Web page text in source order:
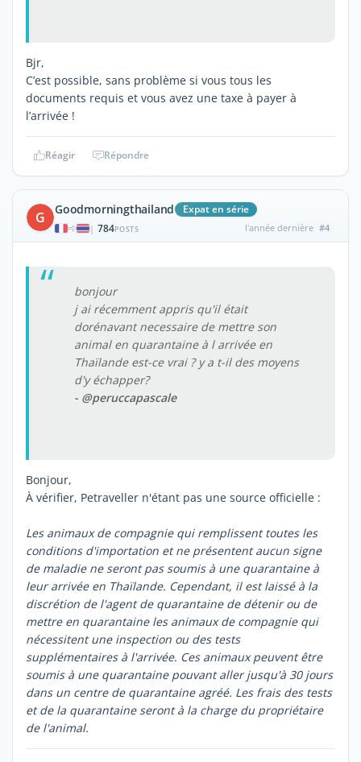
Bjr,
C’est possible, sans problème si vous tous les
documents requis et vous avez une taxe à payer à
l’arrivée !
Réagir Répondre
G Goodmorningthailand Expat en série
| 784POSTS l'année dernière #4
bonjour
j ai récemment appris qu'il était
dorénavant necessaire de mettre son
animal en quarantaine à l arrivée en
Thaïlande est-ce vrai ? y a t-il des moyens
d'y échapper?
- @peruccapascale
Bonjour,
À vérifier, Petraveller n'étant pas une source officielle :
Les animaux de compagnie qui remplissent toutes les
conditions d'importation et ne présentent aucun signe
de maladie ne seront pas soumis à une quarantaine à
leur arrivée en Thaïlande. Cependant, il est laissé à la
discrétion de l'agent de quarantaine de détenir ou de
mettre en quarantaine les animaux de compagnie qui
nécessitent une inspection ou des tests
supplémentaires à l'arrivée. Ces animaux peuvent être
soumis à une quarantaine pouvant aller jusqu'à 30 jours
dans un centre de quarantaine agréé. Les frais des tests
et de la quarantaine seront à la charge du propriétaire
de l'animal.